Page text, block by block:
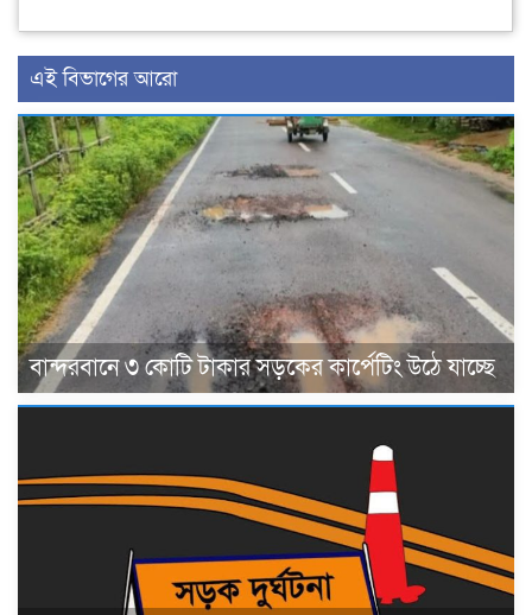
এই বিভাগের আরো
বান্দরবানে ৩ কোটি টাকার সড়কের কার্পেটিং উঠে যাচ্ছে